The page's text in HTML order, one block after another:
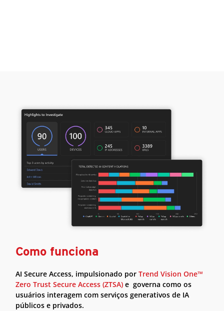
Como funciona
AI Secure Access, impulsionado por Trend Vision One™
Zero Trust Secure Access (ZTSA) e governa como os
usuários interagem com serviços generativos de IA
públicos e privados.